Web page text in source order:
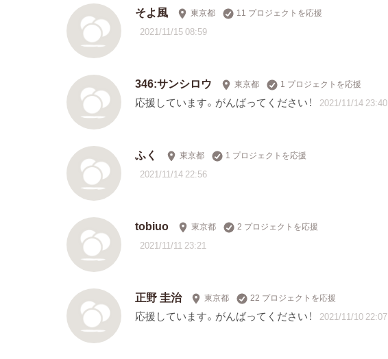
そよ風 東京都 11 プロジェクトを応援
2021/11/15 08:59
346:サンシロウ 東京都 1 プロジェクトを応援
応援しています。がんばってください！ 2021/11/14 23:40
ふく 東京都 1 プロジェクトを応援
2021/11/14 22:56
tobiuo 東京都 2 プロジェクトを応援
2021/11/11 23:21
正野 圭治 東京都 22 プロジェクトを応援
応援しています。がんばってください！ 2021/11/10 22:07